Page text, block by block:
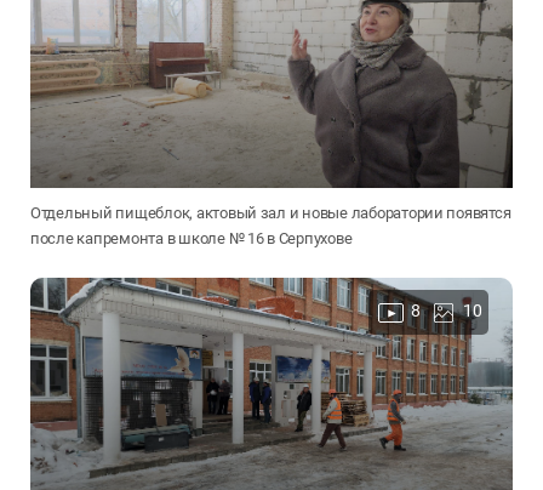
Отдельный пищеблок, актовый зал и новые лаборатории появятся
после капремонта в школе № 16 в Серпухове
8 10